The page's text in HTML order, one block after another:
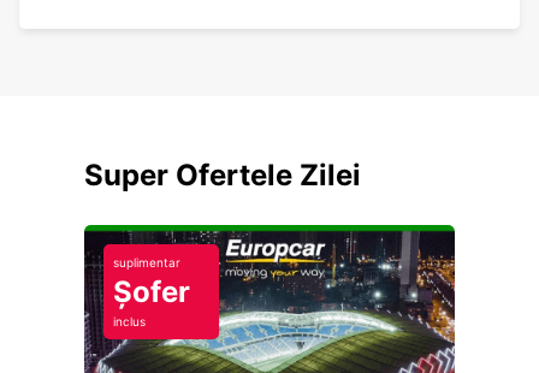
Super Ofertele Zilei
suplimentar
Șofer
inclus